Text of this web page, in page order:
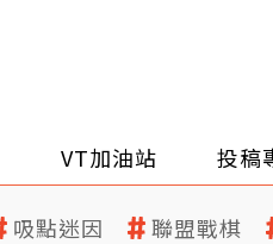
VT加油站 投稿
吸點迷因 聯盟戰棋